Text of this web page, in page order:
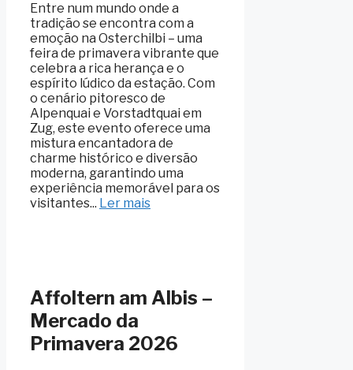
Entre num mundo onde a
tradição se encontra com a
emoção na Osterchilbi – uma
feira de primavera vibrante que
celebra a rica herança e o
espírito lúdico da estação. Com
o cenário pitoresco de
Alpenquai e Vorstadtquai em
Zug, este evento oferece uma
mistura encantadora de
charme histórico e diversão
moderna, garantindo uma
experiência memorável para os
visitantes... Ler mais
Affoltern am Albis –
Mercado da
Primavera 2026